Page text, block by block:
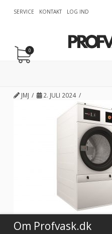
SERVICE KONTAKT LOG IND
0
JMJ 2. JULI 2024
Om Profvask.dk